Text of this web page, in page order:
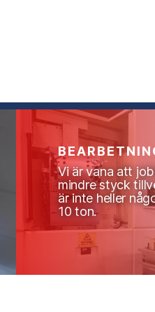
Vi är vana att
mindre styck
är inte heller
10 ton.